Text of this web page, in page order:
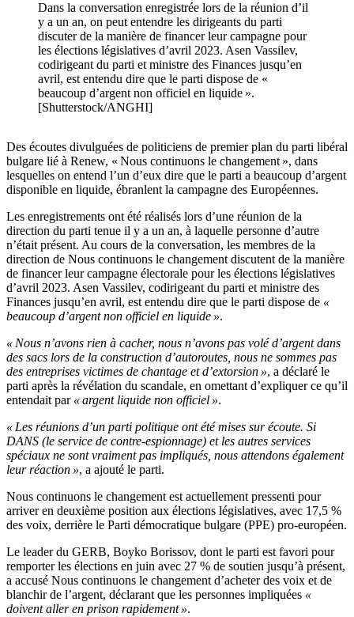
Dans la conversation enregistrée lors de la réunion d’il
y a un an, on peut entendre les dirigeants du parti
discuter de la manière de financer leur campagne pour
les élections législatives d’avril 2023. Asen Vassilev,
codirigeant du parti et ministre des Finances jusqu’en
avril, est entendu dire que le parti dispose de «
beaucoup d’argent non officiel en liquide ».
[Shutterstock/ANGHI]
Des écoutes divulguées de politiciens de premier plan du parti libéral
bulgare lié à Renew, « Nous continuons le changement », dans
lesquelles on entend l’un d’eux dire que le parti a beaucoup d’argent
disponible en liquide, ébranlent la campagne des Européennes.
Les enregistrements ont été réalisés lors d’une réunion de la
direction du parti tenue il y a un an, à laquelle personne d’autre
n’était présent. Au cours de la conversation, les membres de la
direction de Nous continuons le changement discutent de la manière
de financer leur campagne électorale pour les élections législatives
d’avril 2023. Asen Vassilev, codirigeant du parti et ministre des
Finances jusqu’en avril, est entendu dire que le parti dispose de «
beaucoup d’argent non officiel en liquide ».
« Nous n’avons rien à cacher, nous n’avons pas volé d’argent dans
des sacs lors de la construction d’autoroutes, nous ne sommes pas
des entreprises victimes de chantage et d’extorsion », a déclaré le
parti après la révélation du scandale, en omettant d’expliquer ce qu’il
entendait par « argent liquide non officiel ».
« Les réunions d’un parti politique ont été mises sur écoute. Si
DANS (le service de contre-espionnage) et les autres services
spéciaux ne sont vraiment pas impliqués, nous attendons également
leur réaction », a ajouté le parti.
Nous continuons le changement est actuellement pressenti pour
arriver en deuxième position aux élections législatives, avec 17,5 %
des voix, derrière le Parti démocratique bulgare (PPE) pro-européen.
Le leader du GERB, Boyko Borissov, dont le parti est favori pour
remporter les élections en juin avec 27 % de soutien jusqu’à présent,
a accusé Nous continuons le changement d’acheter des voix et de
blanchir de l’argent, déclarant que les personnes impliquées «
doivent aller en prison rapidement ».